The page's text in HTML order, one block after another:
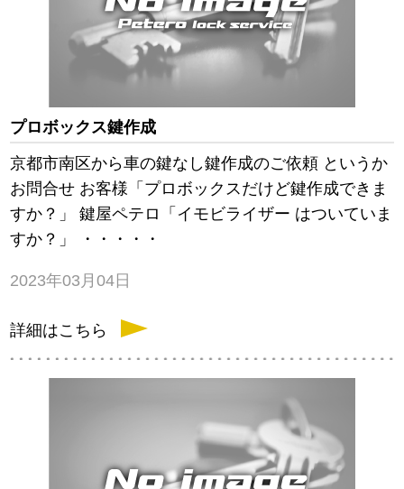
プロボックス鍵作成
京都市南区から車の鍵なし鍵作成のご依頼 というか
お問合せ お客様「プロボックスだけど鍵作成できま
すか？」 鍵屋ペテロ「イモビライザー はついていま
すか？」 ・・・・・
2023年03月04日
詳細はこちら